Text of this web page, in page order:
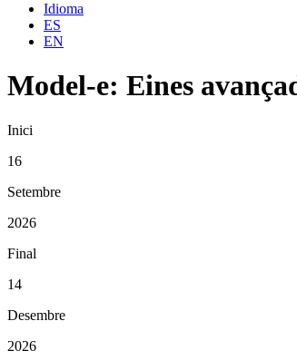
Idioma
ES
EN
Model-e: Eines
Inici
16
Setembre
2026
Final
14
Desembre
2026